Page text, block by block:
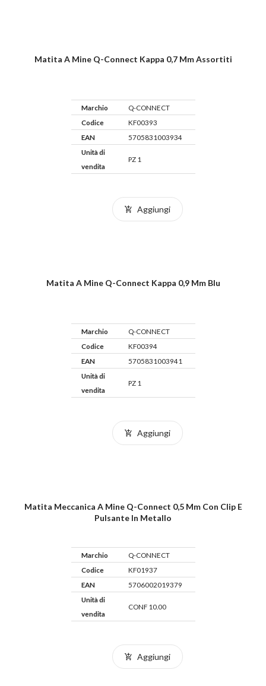
Matita A Mine Q-Connect Kappa 0,7 Mm Assortiti
Marchio
Q-CONNECT
Codice
KF00393
EAN
5705831003934
Unità di
vendita
PZ 1
Aggiungi
Matita A Mine Q-Connect Kappa 0,9 Mm Blu
Marchio
Q-CONNECT
Codice
KF00394
EAN
5705831003941
Unità di
vendita
PZ 1
Aggiungi
Matita Meccanica A Mine Q-Connect 0,5 Mm Con Clip E
Pulsante In Metallo
Marchio
Q-CONNECT
Codice
KF01937
EAN
5706002019379
Unità di
vendita
CONF 10.00
Aggiungi